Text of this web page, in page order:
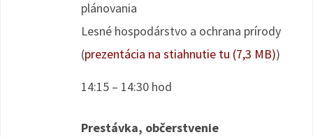
plánovania
Lesné hospodárstvo a ochrana prírody
(prezentácia na stiahnutie tu (7,3 MB))
14:15 – 14:30 hod
Prestávka, občerstvenie